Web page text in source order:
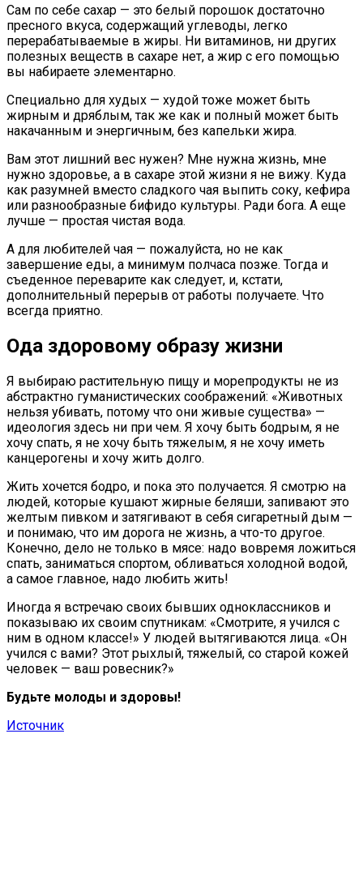
Сам по себе сахар — это белый порошок достаточно
пресного вкуса, содержащий углеводы, легко
перерабатываемые в жиры. Ни витаминов, ни других
полезных веществ в сахаре нет, а жир с его помощью
вы набираете элементарно.
Специально для худых — худой тоже может быть
жирным и дряблым, так же как и полный может быть
накачанным и энергичным, без капельки жира.
Вам этот лишний вес нужен? Мне нужна жизнь, мне
нужно здоровье, а в сахаре этой жизни я не вижу. Куда
как разумней вместо сладкого чая выпить соку, кефира
или разнообразные бифидо культуры. Ради бога. А еще
лучше — простая чистая вода.
А для любителей чая — пожалуйста, но не как
завершение еды, а минимум полчаса позже. Тогда и
съеденное переварите как следует, и, кстати,
дополнительный перерыв от работы получаете. Что
всегда приятно.
Ода здоровому образу жизни
Я выбираю растительную пищу и морепродукты не из
абстрактно гуманистических соображений: «Животных
нельзя убивать, потому что они живые существа» —
идеология здесь ни при чем. Я хочу быть бодрым, я не
хочу спать, я не хочу быть тяжелым, я не хочу иметь
канцерогены и хочу жить долго.
Жить хочется бодро, и пока это получается. Я смотрю на
людей, которые кушают жирные беляши, запивают это
желтым пивком и затягивают в себя сигаретный дым —
и понимаю, что им дорога не жизнь, а что-то другое.
Конечно, дело не только в мясе: надо вовремя ложиться
спать, заниматься спортом, обливаться холодной водой,
а самое главное, надо любить жить!
Иногда я встречаю своих бывших одноклассников и
показываю их своим спутникам: «Смотрите, я учился с
ним в одном классе!» У людей вытягиваются лица. «Он
учился с вами? Этот рыхлый, тяжелый, со старой кожей
человек — ваш ровесник?»
Будьте молоды и здоровы!
Источник